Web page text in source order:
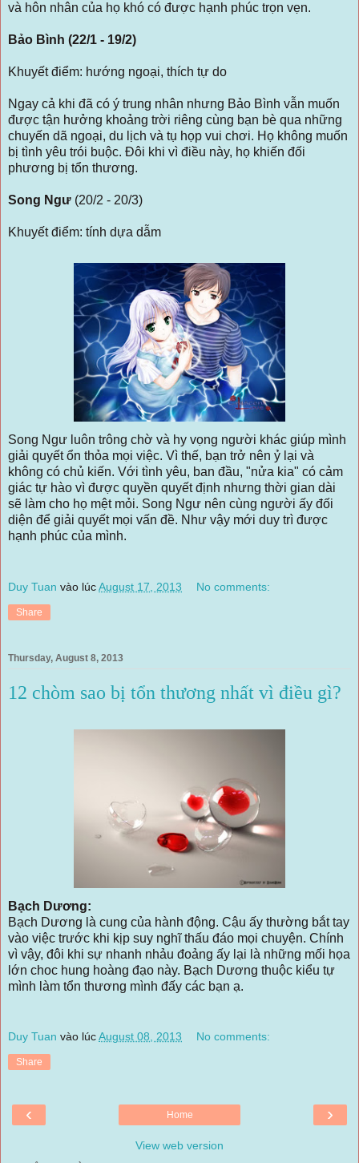
và hôn nhân của họ khó có được hạnh phúc trọn vẹn.
Bảo Bình (22/1 - 19/2)
Khuyết điểm: hướng ngoại, thích tự do
Ngay cả khi đã có ý trung nhân nhưng Bảo Bình vẫn muốn
được tận hưởng khoảng trời riêng cùng bạn bè qua những
chuyến dã ngoại, du lịch và tụ họp vui chơi. Họ không muốn
bị tình yêu trói buộc. Đôi khi vì điều này, họ khiến đối
phương bị tổn thương.
Song Ngư (20/2 - 20/3)
Khuyết điểm: tính dựa dẫm
Song Ngư luôn trông chờ và hy vọng người khác giúp mình
giải quyết ổn thỏa mọi việc. Vì thế, bạn trở nên ỷ lại và
không có chủ kiến. Với tình yêu, ban đầu, "nửa kia" có cảm
giác tự hào vì được quyền quyết định nhưng thời gian dài
sẽ làm cho họ mệt mỏi. Song Ngư nên cùng người ấy đối
diện để giải quyết mọi vấn đề. Như vậy mới duy trì được
hạnh phúc của mình.
Duy Tuan vào lúcAugust 17, 2013 No comments:
Share
Thursday, August 8, 2013
12 chòm sao bị tổn thương nhất vì điều gì?
Bạch Dương:
Bạch Dương là cung của hành động. Cậu ấy thường bắt tay
vào việc trước khi kịp suy nghĩ thấu đáo mọi chuyện. Chính
vì vậy, đôi khi sự nhanh nhảu đoảng ấy lại là những mối họa
lớn choc hung hoàng đạo này. Bạch Dương thuộc kiểu tự
mình làm tổn thương mình đấy các bạn ạ.
Duy Tuan vào lúcAugust 08, 2013 No comments:
Share
‹ ›
Home
View web version